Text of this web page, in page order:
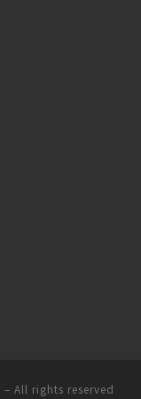
– All rights reserved